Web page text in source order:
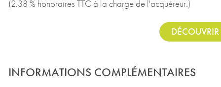
(2.38 % honoraires TTC à la charge de l'acquéreur.)
INFORMATIONS COMPLÉMENTAIRES